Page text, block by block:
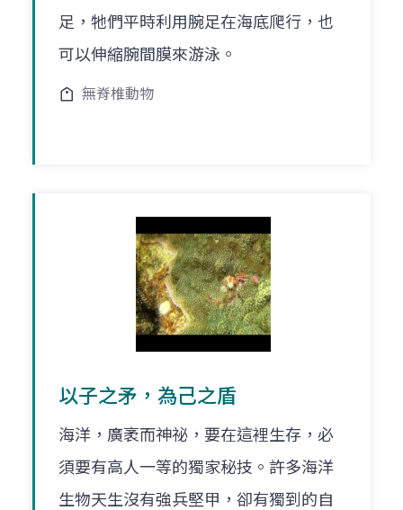
足，牠們平時利用腕足在海底爬行，也
可以伸縮腕間膜來游泳。
無脊椎動物
以子之矛，為己之盾
海洋，廣袤而神祕，要在這裡生存，必
須要有高人一等的獨家秘技。許多海洋
生物天生沒有強兵堅甲，卻有獨到的自